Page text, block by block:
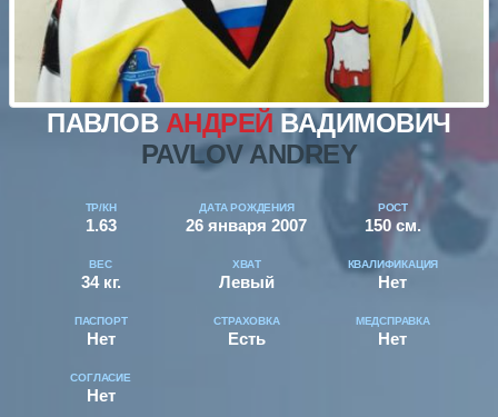
ПАВЛОВ АНДРЕЙ ВАДИМОВИЧ
PAVLOV ANDREY
ТР/КН
1.63
ДАТА РОЖДЕНИЯ
26 января 2007
РОСТ
150 см.
ВЕС
34 кг.
ХВАТ
Левый
КВАЛИФИКАЦИЯ
Нет
ПАСПОРТ
Нет
СТРАХОВКА
Есть
МЕДСПРАВКА
Нет
СОГЛАСИЕ
Нет